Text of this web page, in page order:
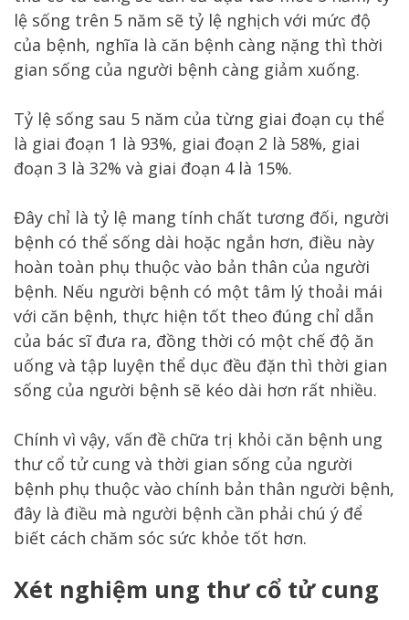
lệ sống trên 5 năm sẽ tỷ lệ nghịch với mức độ
của bệnh, nghĩa là căn bệnh càng nặng thì thời
gian sống của người bệnh càng giảm xuống.
Tỷ lệ sống sau 5 năm của từng giai đoạn cụ thể
là giai đoạn 1 là 93%, giai đoạn 2 là 58%, giai
đoạn 3 là 32% và giai đoạn 4 là 15%.
Đây chỉ là tỷ lệ mang tính chất tương đối, người
bệnh có thể sống dài hoặc ngắn hơn, điều này
hoàn toàn phụ thuộc vào bản thân của người
bệnh. Nếu người bệnh có một tâm lý thoải mái
với căn bệnh, thực hiện tốt theo đúng chỉ dẫn
của bác sĩ đưa ra, đồng thời có một chế độ ăn
uống và tập luyện thể dục đều đặn thì thời gian
sống của người bệnh sẽ kéo dài hơn rất nhiều.
Chính vì vậy, vấn đề chữa trị khỏi căn bệnh ung
thư cổ tử cung và thời gian sống của người
bệnh phụ thuộc vào chính bản thân người bệnh,
đây là điều mà người bệnh cần phải chú ý để
biết cách chăm sóc sức khỏe tốt hơn.
Xét nghiệm ung thư cổ tử cung